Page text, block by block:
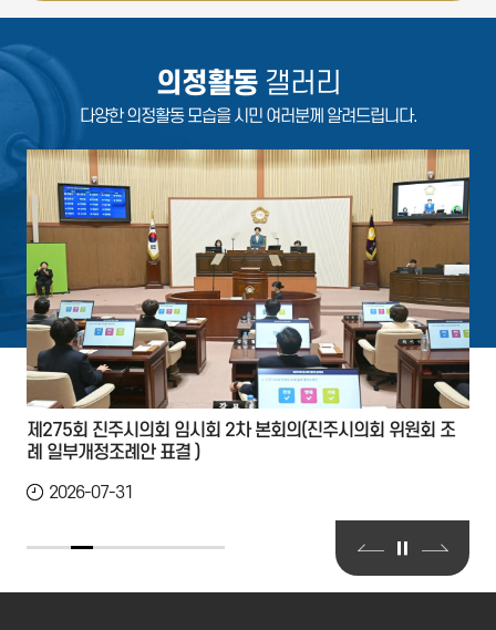
의정활동 갤러리
다양한 의정활동 모습을 시민 여러분께 알려드립니다.
제275회 진주시의회 임시회 2차 본회의(진주시의회 위원회 조
례 일부개정조례안 표결 )
2026-07-31